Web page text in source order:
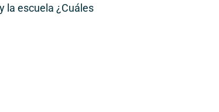
la escuela ¿Cuáles